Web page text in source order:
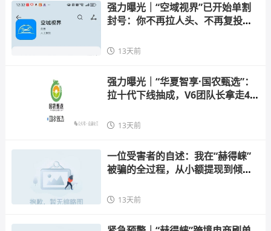
强力曝光｜“空域视界”已开始单割
封号：你不再拉人头、不再复投，
13天前
强力曝光｜“华夏智享·国农甄选”：
拉十代下线抽成，V6团队长拿走4
13天前
一位受害者的自述：我在“赫得崃”
被骗的全过程，从小额提现到倾家
13天前